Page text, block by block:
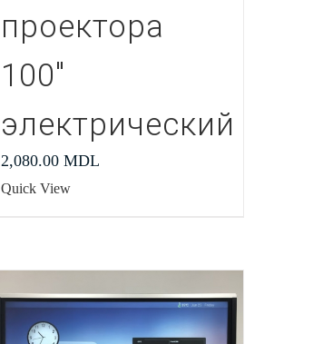
проектора
100″
электрический
2,080.00MDL
Quick View